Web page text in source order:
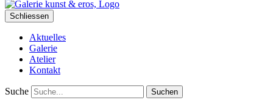
Schliessen
Aktuelles
Galerie
Atelier
Kontakt
Suche